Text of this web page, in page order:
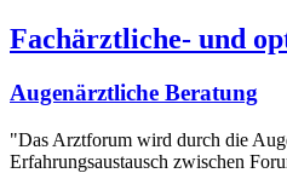
Fachärztliche- und
Augenärztliche Beratung
"Das Arztforum wird durch die
Erfahrungsaustausch zwischen